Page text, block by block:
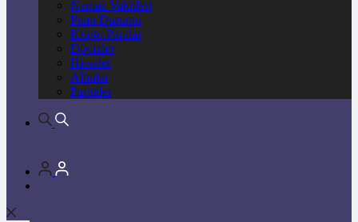
Namaz Vakitleri
Puan Durumu
Kripto Paralar
Dövizler
Hisseler
Altınlar
Pariteler